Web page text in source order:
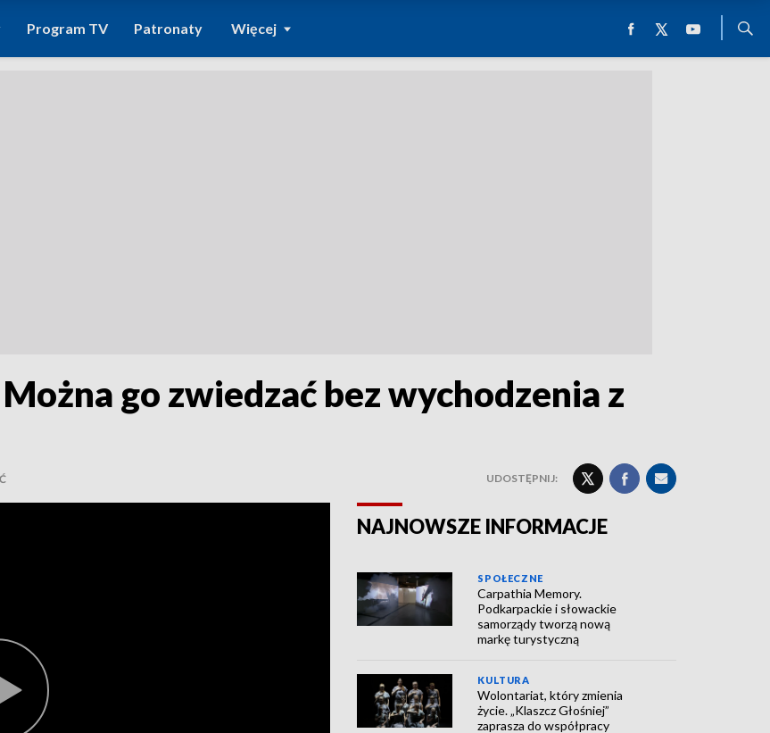
Program TV Patronaty Więcej
Można go zwiedzać bez wychodzenia z
UDOSTĘPNIJ:
NAJNOWSZE INFORMACJE
SPOŁECZNE
Carpathia Memory.
Podkarpackie i słowackie
samorządy tworzą nową
markę turystyczną
KULTURA
Wolontariat, który zmienia
życie. „Klaszcz Głośniej”
zaprasza do współpracy